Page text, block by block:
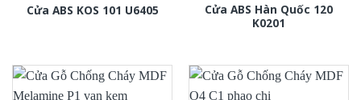
Cửa ABS KOS 101 U6405
Cửa ABS Hàn Quốc 120
K0201